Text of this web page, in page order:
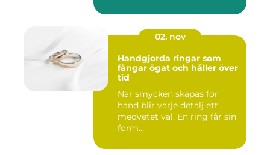
02. nov
Handgjorda ringar som
fångar ögat och håller över
tid
När smycken skapas för
hand blir varje detalj ett
medvetet val. En ring får sin
form...